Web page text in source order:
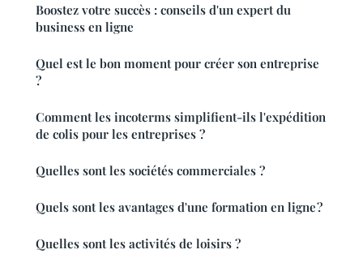
Boostez votre succès : conseils d'un expert du
business en ligne
Quel est le bon moment pour créer son entreprise
?
Comment les incoterms simplifient-ils l'expédition
de colis pour les entreprises ?
Quelles sont les sociétés commerciales ?
Quels sont les avantages d'une formation en ligne ?
Quelles sont les activités de loisirs ?